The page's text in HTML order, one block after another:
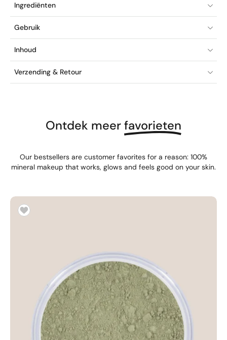
Ingrediënten
Gebruik
Inhoud
Verzending & Retour
Ontdek meerfavorieten
Our bestsellers are customer favorites for a reason: 100%
mineral makeup that works, glows and feels good on your skin.